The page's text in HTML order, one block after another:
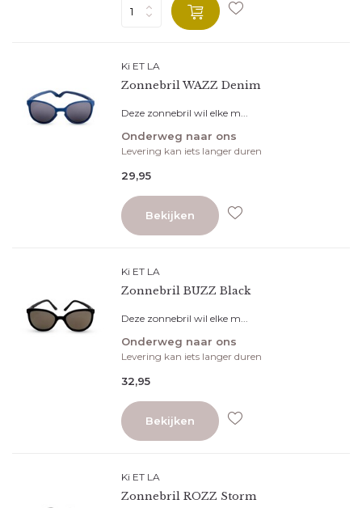
Ki ET LA
Zonnebril WAZZ Denim
Deze zonnebril wil elke m...
Onderweg naar ons
Levering kan iets langer duren
29,95
Bekijken
Ki ET LA
Zonnebril BUZZ Black
Deze zonnebril wil elke m...
Onderweg naar ons
Levering kan iets langer duren
32,95
Bekijken
Ki ET LA
Zonnebril ROZZ Storm
Vlieg met ons mee!
geïnformeerd over de laatste trends, de nieuwste
producten en de leukste aanbiedingen. En wanneer je je
nu inschrijft, dan shop je je eerste bestelling met maar
liefst 10% korting!
* Lees hier de wettelijke beperkingen